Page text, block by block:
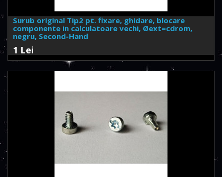
Surub original Tip2 pt. fixare, ghidare, blocare
componente in calculatoare vechi, Øext=cdrom,
negru, Second-Hand
1 Lei